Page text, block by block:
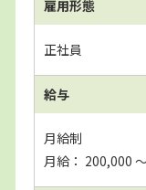
雇用形態
正社員
給与
月給制
月給： 200,000